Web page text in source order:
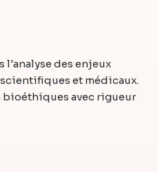
l'analyse des enjeux
et médicaux.
bioéthiques avec rigueur